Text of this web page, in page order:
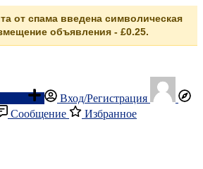
от спама введена символическая
объявления - £0.25.
Вход/Регистрация
Сообщение Избранное